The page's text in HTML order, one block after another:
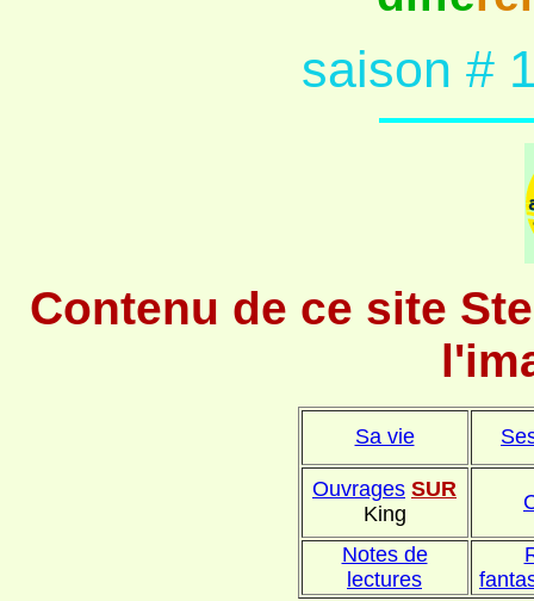
saison #
Contenu de ce site
Sa vie
Ouvrages SUR
King
Notes de
lectures